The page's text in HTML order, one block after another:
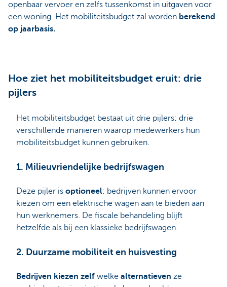
openbaar vervoer en zelfs tussenkomst in uitgaven voor
een woning. Het mobiliteitsbudget zal worden berekend
op jaarbasis.
Hoe ziet het mobiliteitsbudget eruit: drie
pijlers
Het mobiliteitsbudget bestaat uit drie pijlers: drie
verschillende manieren waarop medewerkers hun
mobiliteitsbudget kunnen gebruiken.
1. Milieuvriendelijke bedrijfswagen
Deze pijler is optioneel: bedrijven kunnen ervoor
kiezen om een elektrische wagen aan te bieden aan
hun werknemers. De fiscale behandeling blijft
hetzelfde als bij een klassieke bedrijfswagen.
2. Duurzame mobiliteit en huisvesting
Bedrijven kiezen zelf welke alternatieven ze